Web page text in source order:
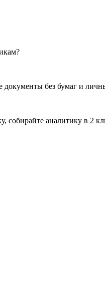
документы без бумаг и
собирайте аналитику в 2